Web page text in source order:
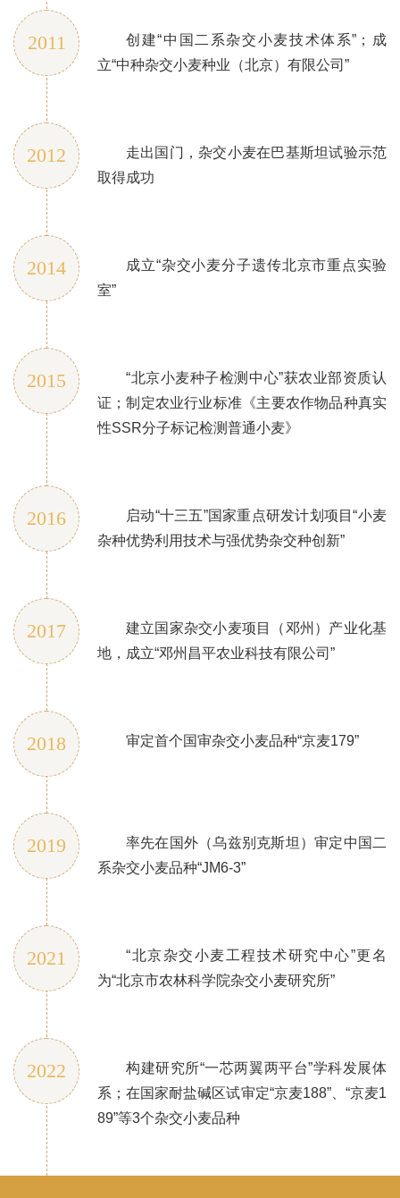
2011
创建“中国二系杂交小麦技术体系”；成
立“中种杂交小麦种业（北京）有限公司”
2012
走出国门，杂交小麦在巴基斯坦试验示范
取得成功
2014
成立“杂交小麦分子遗传北京市重点实验
室”
2015
“北京小麦种子检测中心”获农业部资质认
证；制定农业行业标准《主要农作物品种真实
性SSR分子标记检测普通小麦》
2016
启动“十三五”国家重点研发计划项目“小麦
杂种优势利用技术与强优势杂交种创新”
2017
建立国家杂交小麦项目（邓州）产业化基
地，成立“邓州昌平农业科技有限公司”
2018 审定首个国审杂交小麦品种“京麦179”
2019
率先在国外（乌兹别克斯坦）审定中国二
系杂交小麦品种“JM6-3”
2021
“北京杂交小麦工程技术研究中心”更名
为“北京市农林科学院杂交小麦研究所”
2022
构建研究所“一芯两翼两平台”学科发展体
系；在国家耐盐碱区试审定“京麦188”、“京麦1
89”等3个杂交小麦品种